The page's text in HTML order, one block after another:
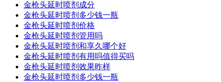
金枪头延时喷剂成分
金枪头延时喷剂多少钱一瓶
金枪头延时喷剂价格
金枪头延时喷剂管用吗
金枪头延时喷剂和享久哪个好
金枪头延时喷剂有用吗值得买吗
金枪头延时喷剂效果昨样
金枪头延时喷剂多少钱一瓶